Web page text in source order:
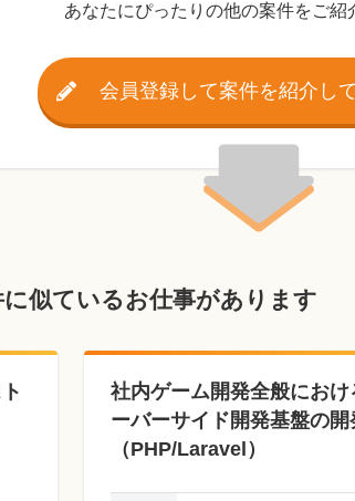
あなたにぴったりの他の案件をご紹
会員登録して案件を紹介し
似ているお仕事があります
社内ゲーム開発全般におけ
ーバーサイド開発基盤の開
（PHP/Laravel）